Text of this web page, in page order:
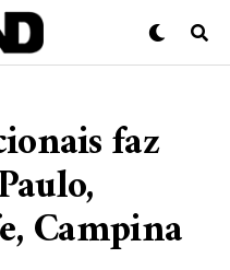
faz
Campina